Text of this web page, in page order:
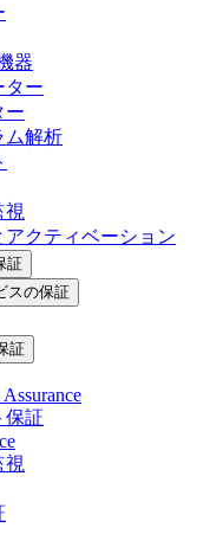
器
ター
ー
ム解析
視
クティベーション
証
スの保証
証
保証
視